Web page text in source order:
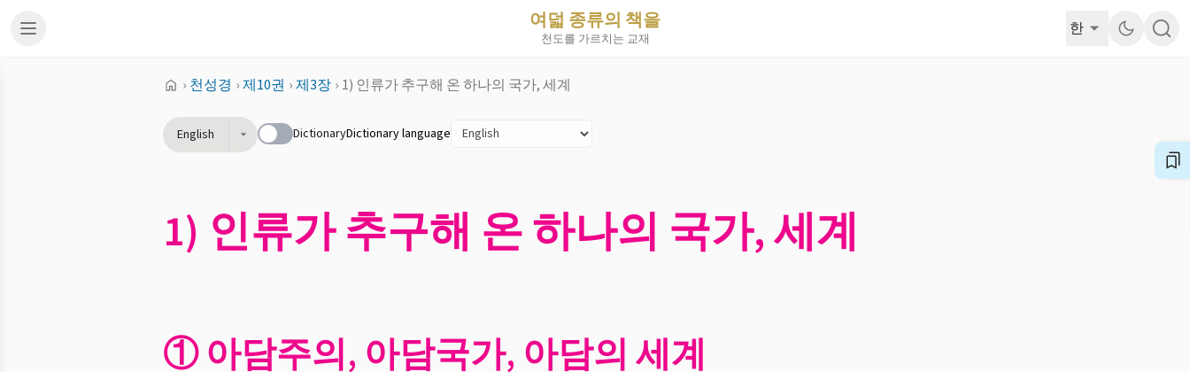
여덟 종류의 책을
천도를 가르치는 교재
한
› 천성경 ›제10권 ›제3장 › 1) 인류가 추구해 온 하나의 국가, 세계
English DictionaryDictionary language
1) 인류가 추구해 온 하나의 국가, 세계
① 아담주의, 아담국가, 아담의 세계